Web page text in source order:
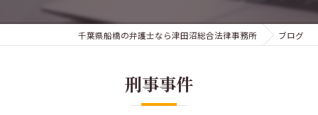
千葉県船橋の弁護士なら津田沼総合法律事務所 ブログ
刑事事件